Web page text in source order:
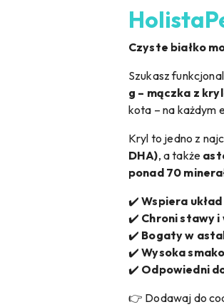
Czyste białko
Szukasz
g – mączka z
kota – na każdym
Kryl to jedno z
DHA), a także
ponad 70
✔️Wspiera
✔️ Chroni stawy i
✔️ Bogaty w
✔️Wysoka
✔️ Odpowiedni
👉 Dodawaj do